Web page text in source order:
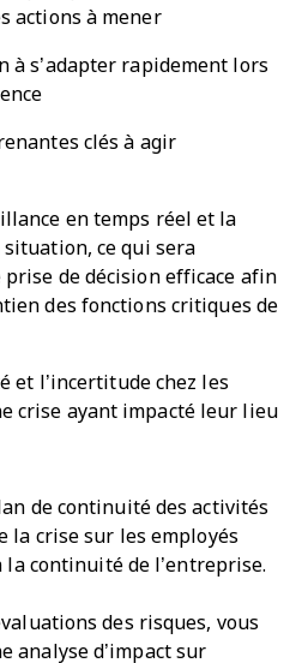
actions à mener
à s’adapter rapidement lors
clés à agir
en temps réel et la
situation, ce qui sera
de décision efficace afin
des fonctions critiques de
et l’incertitude chez les
crise ayant impacté leur lieu
de continuité des activités
la crise sur les employés
continuité de l’entreprise.
des risques, vous
analyse d’impact sur